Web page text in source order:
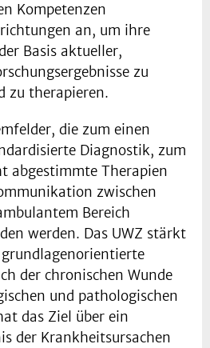
Kompetenzen
an, um ihre
Basis aktueller,
zu
zu therapieren.
die zum einen
Diagnostik, zum
abgestimmte Therapien
zwischen
Bereich
werden. Das UWZ stärkt
der chronischen Wunde
und pathologischen
das Ziel über ein
der Krankheitsursachen